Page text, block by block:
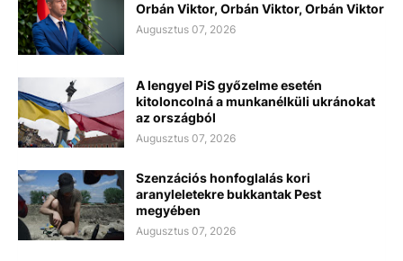
Orbán Viktor, Orbán Viktor, Orbán Viktor
Augusztus 07, 2026
A lengyel PiS győzelme esetén
kitoloncolná a munkanélküli ukránokat
az országból
Augusztus 07, 2026
Szenzációs honfoglalás kori
aranyleletekre bukkantak Pest
megyében
Augusztus 07, 2026